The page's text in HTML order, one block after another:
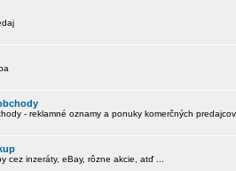
- reklamné oznamy a ponuky komerčných predajcov
cez inzeráty, eBay, rôzne akcie, atď ...